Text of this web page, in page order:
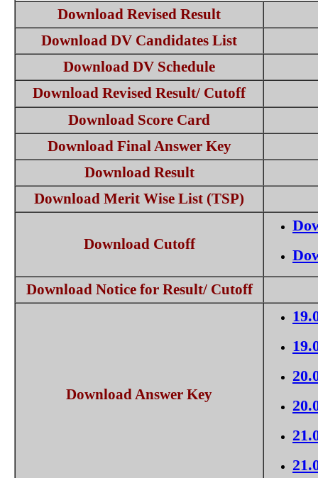
Download Revised Result
Download DV Candidates List
Download DV Schedule
Download Revised Result/ Cutoff
Download Score Card
Download Final Answer Key
Download Result
Download Merit Wise List (TSP)
Download Cutoff
Download Notice for Result/ Cutoff
Download Answer Key